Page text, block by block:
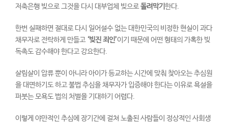
저축은행 빚으로 그것을 다시 대부업체 빚으로돌려막기 한다.
한번 실패하면 절대로 다시 일어설수 없는 대한민국의 비정한 현실이 과다
채무자로 전락하게 만들고‘빚진 죄인’이기 때문에 어떤 형태의 가혹한 빚
독촉도 감수해야 한다고 강요한다.
살림살이 압류 뿐이 아니라 아이가 등교하는 시간에 맞춰 찾아오는 추심원
을 대면하기도 하고 불법 추심을 채무자가 입증해야 한다는 이유로 욕설을
퍼붓는 모욕도 법의 처벌을 기대하기 어렵다.
이렇게 야만적인 추심에 장기간에 걸쳐 노출된 사람들이 정상적인 사회생